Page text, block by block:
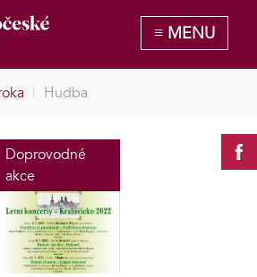
| Hudba
Doprovodné
akce